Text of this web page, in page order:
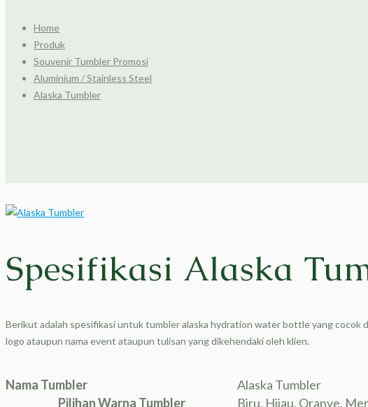
Home
Produk
Souvenir Tumbler Promosi
Aluminium / Stainless Steel
Alaska Tumbler
Spesifikasi Alaska
Berikut adalah spesifikasi untuk tumbler alaska hydration water bottle yang
logo ataupun nama event ataupun tulisan yang dikehendaki oleh klien.
Nama Tumbler
Alaska Tumbler
Pilihan Warna Tumbler
Biru, Hijau, Oranye,